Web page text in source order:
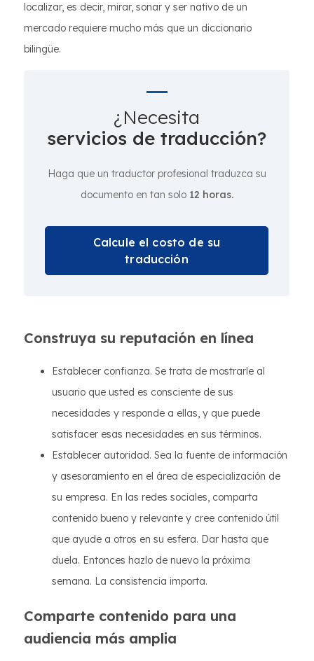
localizar, es decir, mirar, sonar y ser nativo de un
mercado requiere mucho más que un diccionario
bilingüe.
¿Necesita
servicios de traducción?
Haga que un traductor profesional traduzca su
documento en tan solo 12 horas.
Calcule el costo de su
traducción
Construya su reputación en línea
Establecer confianza. Se trata de mostrarle al
usuario que usted es consciente de sus
necesidades y responde a ellas, y que puede
satisfacer esas necesidades en sus términos.
Establecer autoridad. Sea la fuente de información
y asesoramiento en el área de especialización de
su empresa. En las redes sociales, comparta
contenido bueno y relevante y cree contenido útil
que ayude a otros en su esfera. Dar hasta que
duela. Entonces hazlo de nuevo la próxima
semana. La consistencia importa.
Comparte contenido para una
audiencia más amplia